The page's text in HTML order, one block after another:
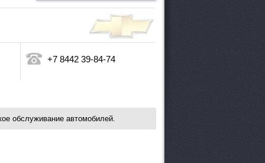
+7 8442 39-84-74
обслуживание автомобилей.